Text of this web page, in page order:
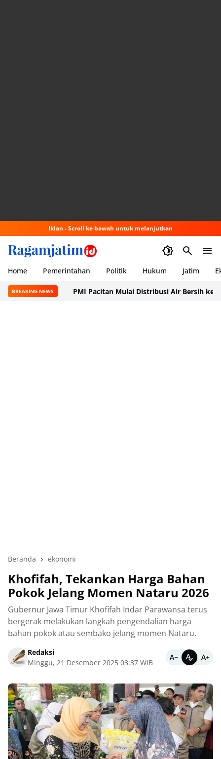
Iklan - Scroll ke bawah untuk melanjutkan
Home Pemerintahan Politik Hukum Jatim
BREAKING NEWSPMI Pacitan Mulai Distribusi Air Bersih ke Dusun
Beranda ekonomi
Khofifah, Tekankan Harga Bahan
Pokok Jelang Momen Nataru 2026
Gubernur Jawa Timur Khofifah Indar Parawansa terus
bergerak melakukan langkah pengendalian harga
bahan pokok atau sembako jelang momen Nataru.
Redaksi
Minggu, 21 Desember 2025 03:37 WIB